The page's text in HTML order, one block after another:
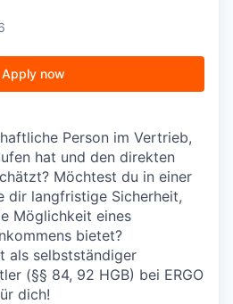
Apply now
Person im Vertrieb,
hat und den direkten
Möchtest du in einer
dir langfristige Sicherheit,
Möglichkeit eines
bietet?
als selbstständiger
(§§ 84, 92 HGB) bei ERGO
dich!